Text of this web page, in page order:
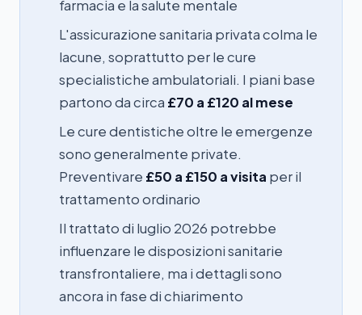
farmacia e la salute mentale
L'assicurazione sanitaria privata colma le
lacune, soprattutto per le cure
specialistiche ambulatoriali. I piani base
partono da circa £70 a £120 al mese
Le cure dentistiche oltre le emergenze
sono generalmente private.
Preventivare £50 a £150 a visita per il
trattamento ordinario
Il trattato di luglio 2026 potrebbe
influenzare le disposizioni sanitarie
transfrontaliere, ma i dettagli sono
ancora in fase di chiarimento